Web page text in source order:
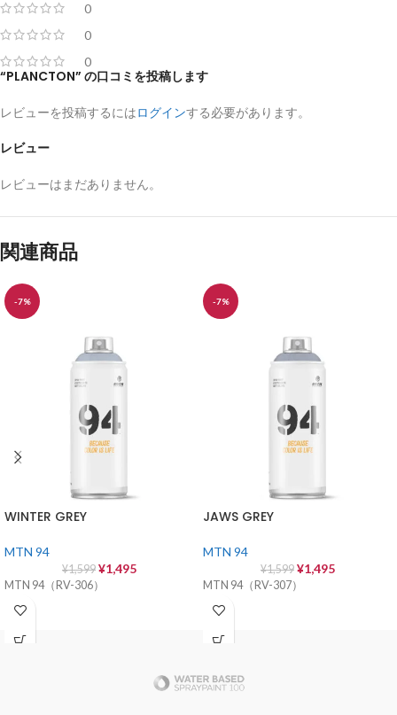
0
0
0
レビュー
レビューはまだありません。
“PLANCTON” の口コミを投稿します
レビューを投稿するにはログインする必要があります。
関連商品
-7%
WINTER GREY
MTN 94
¥1,599 ¥1,495
MTN 94（RV-306）
-7%
JAWS GREY
MTN 94
¥1,599 ¥1,495
MTN 94（RV-307）